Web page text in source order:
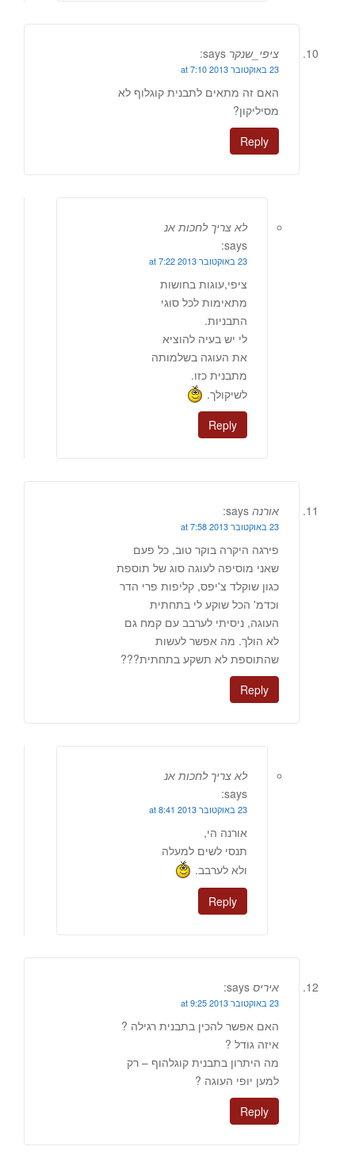
ציפי_שנקר says:
23 באוקטובר 2013 at 7:10
האם זה מתאים לתבנית קוגלוף לא
מסיליקון?
Reply
לא צריך לחכות אנ
says:
23 באוקטובר 2013 at 7:22
ציפי,עוגות בחושות
מתאימות לכל סוגי
התבניות.
לי יש בעיה להוציא
את העוגה בשלמותה
מתבנית כזו.
לשיקולך.
Reply
אורנה says:
23 באוקטובר 2013 at 7:58
פירגה היקרה בוקר טוב, כל פעם
שאני מוסיפה לעוגה סוג של תוספת
כגון שוקלד צ'יפס, קליפות פרי הדר
וכדמ' הכל שוקע לי בתחתית
העוגה, ניסיתי לערבב עם קמח גם
לא הולך. מה אפשר לעשות
שהתוספת לא תשקע בתחתית???
Reply
לא צריך לחכות אנ
says:
23 באוקטובר 2013 at 8:41
אורנה הי,
תנסי לשים למעלה
ולא לערבב.
Reply
איריס says:
23 באוקטובר 2013 at 9:25
האם אפשר להכין בתבנית רגילה ?
איזה גודל ?
מה היתרון בתבנית קוגלהוף – רק
למען יופי העוגה ?
Reply